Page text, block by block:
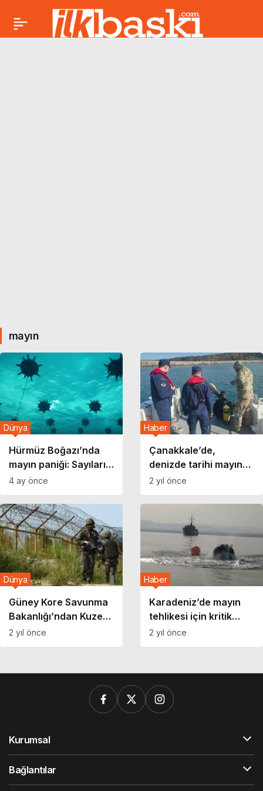
mayın
Hürmüz Boğazı’nda
mayın paniği: Sayıları
ve yerleri belirsizliğini
Dünya
4 ay önce
Çanakkale’de,
denizde tarihi mayın
bulundu!
Haber
2 yıl önce
Güney Kore Savunma
Bakanlığı’ndan Kuzey
Kore’ye mayın
Dünya
2 yıl önce
Karadeniz’de mayın
tehlikesi için kritik
imza!
Haber
2 yıl önce
Kurumsal
Bağlantılar